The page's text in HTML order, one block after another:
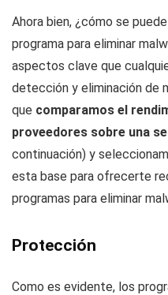
Ahora bien, ¿cómo se
programa para eliminar
aspectos clave que
detección y eliminación de
que comparamos el
proveedores sobre una
continuación) y
esta base para ofrecerte
programas para eliminar
Protección
Como es evidente, los